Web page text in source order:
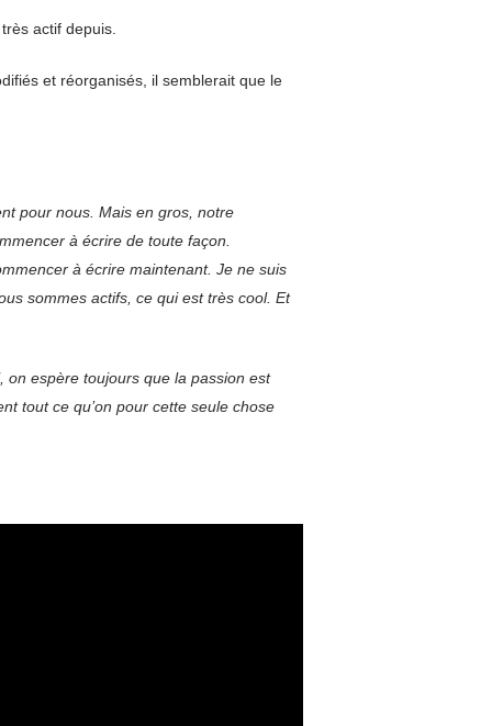
actif depuis.
et réorganisés, il semblerait que le
pour nous. Mais en gros, notre
à écrire de toute façon.
à écrire maintenant. Je ne suis
sommes actifs, ce qui est très cool. Et
on espère toujours que la passion est
tout ce qu’on pour cette seule chose